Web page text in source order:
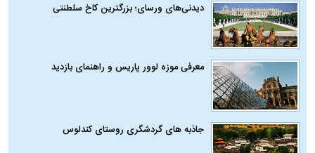
دیدنی‌های ورسای؛ بزرگترین کاخ سلطنتی
معرفی موزه لوور پاریس و راهنمای بازدید
جاذبه های گردشگری روستای کندلوس